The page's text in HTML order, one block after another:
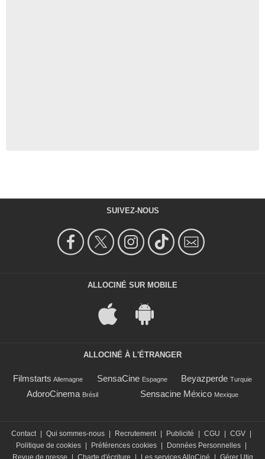
SUIVEZ-NOUS
ALLOCINÉ SUR MOBILE
ALLOCINÉ À L'ÉTRANGER
Filmstarts Allemagne SensaCine Espagne Beyazperde Turquie
AdoroCinema Brésil Sensacine México Mexique
Contact Qui sommes-nous Recrutement Publicité CGU CGV
Politique de cookies
Préférences cookies Données Personnelles
Revue de presse
Charte d'écriture Les services AlloCiné Gérer Utiq